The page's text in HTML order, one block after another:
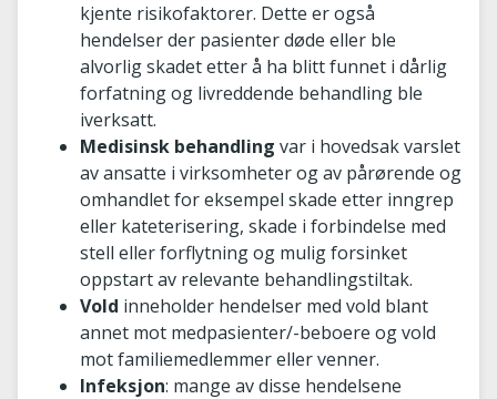
kjente risikofaktorer. Dette er også
hendelser der pasienter døde eller ble
alvorlig skadet etter å ha blitt funnet i dårlig
forfatning og livreddende behandling ble
iverksatt.
Medisinsk behandling var i hovedsak varslet
av ansatte i virksomheter og av pårørende og
omhandlet for eksempel skade etter inngrep
eller kateterisering, skade i forbindelse med
stell eller forflytning og mulig forsinket
oppstart av relevante behandlingstiltak.
Vold inneholder hendelser med vold blant
annet mot medpasienter/-beboere og vold
mot familiemedlemmer eller venner.
Infeksjon: mange av disse hendelsene